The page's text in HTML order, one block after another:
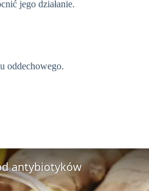
jego działanie.
oddechowego.
antybiotyków